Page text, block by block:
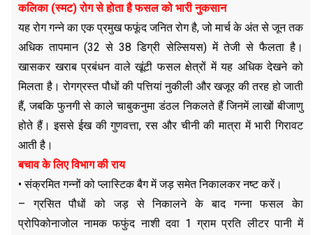
कलिका (स्मट) रोग से होता है फसल को भारी नुकसान
यह रोग गन्ने का एक प्रमुख फफूंद जनित रोग है, जो मार्च के अंत से जून तक
अधिक तापमान (32 से 38 डिग्री सेल्सियस) में तेजी से फैलता है।
खासकर खराब प्रबंधन वाले खूंटी फसल क्षेत्रों में यह अधिक देखने को
मिलता है। रोगग्रस्त पौधों की पत्तियां नुकीली और खजूर की तरह हो जाती
हैं, जबकि फुनगी से काले चाबुकनुमा डंठल निकलते हैं जिनमें लाखों बीजाणु
होते हैं। इससे ईख की गुणवत्ता, रस और चीनी की मात्रा में भारी गिरावट
आती है।
बचाव के लिए विभाग की राय
• संक्रमित गन्नों को प्लास्टिक बैग में जड़ समेत निकालकर नष्ट करें।
– ग्रसित पौधों को जड़ से निकालने के बाद गन्ना फसल केा
प्रोपिकोनाजोल नामक फफुंद नाशी दवा 1 ग्राम प्रति लीटर पानी में